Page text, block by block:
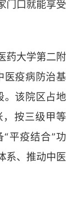
门口就能享受
大学第二附
医疫病防治基
。该院区占地
按三级甲等
平疫结合”功
系、推动中医